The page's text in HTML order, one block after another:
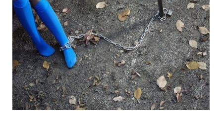
وبلاگ
مرامنامه
درباره‌ی من
تماس